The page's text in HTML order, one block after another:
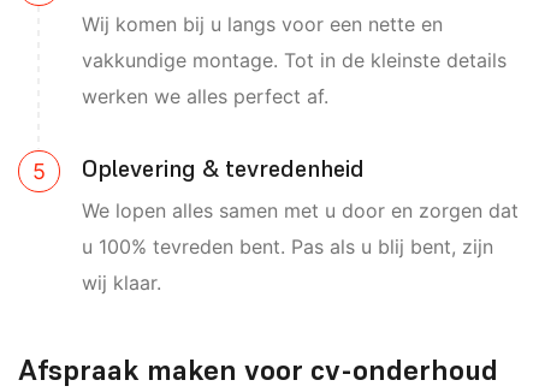
Wij komen bij u langs voor een nette en
vakkundige montage. Tot in de kleinste details
werken we alles perfect af.
Oplevering & tevredenheid
We lopen alles samen met u door en zorgen dat
u 100% tevreden bent. Pas als u blij bent, zijn
wij klaar.
Afspraak maken voor cv-onderhoud